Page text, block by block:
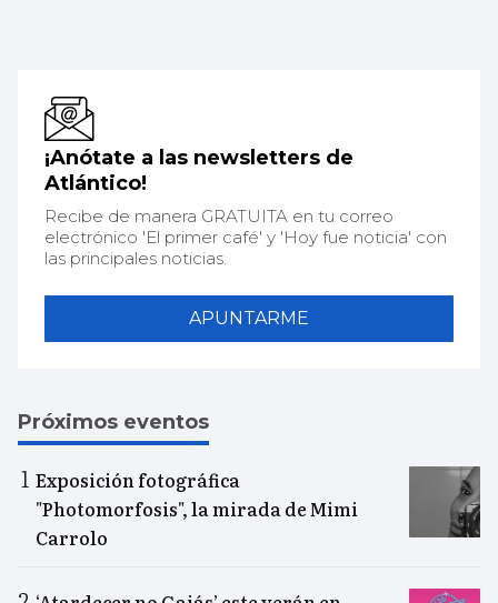
¡Anótate a las newsletters de
Atlántico!
Recibe de manera GRATUITA en tu correo
electrónico 'El primer café' y 'Hoy fue noticia' con
las principales noticias.
APUNTARME
Próximos eventos
Exposición fotográfica
"Photomorfosis", la mirada de Mimi
Carrolo